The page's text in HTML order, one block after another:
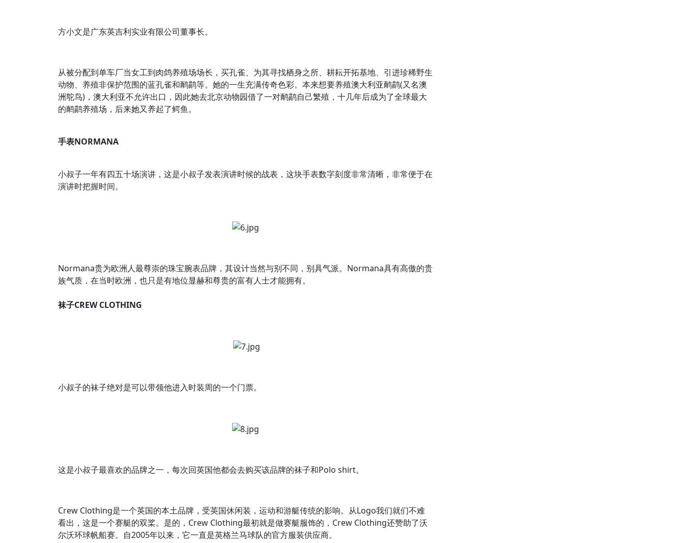
方小文是广东英吉利实业有限公司董事长。
从被分配到单车厂当女工到肉鸽养殖场场长，买孔雀、为其寻找栖身之所、耕耘开拓基地、引进珍稀野生
动物、养殖非保护范围的蓝孔雀和鸸鹋等。她的一生充满传奇色彩。本来想要养殖澳大利亚鸸鹋(又名澳
洲鸵鸟)，澳大利亚不允许出口，因此她去北京动物园借了一对鸸鹋自己繁殖，十几年后成为了全球最大
的鸸鹋养殖场，后来她又养起了鳄鱼。
手表NORMANA
小叔子一年有四五十场演讲，这是小叔子发表演讲时候的战表，这块手表数字刻度非常清晰，非常便于在
演讲时把握时间。
Normana贵为欧洲人最尊崇的珠宝腕表品牌，其设计当然与别不同，别具气派。Normana具有高傲的贵
族气质，在当时欧洲，也只是有地位显赫和尊贵的富有人士才能拥有。
袜子CREW CLOTHING
小叔子的袜子绝对是可以带领他进入时装周的一个门票。
这是小叔子最喜欢的品牌之一，每次回英国他都会去购买该品牌的袜子和Polo shirt。
Crew Clothing是一个英国的本土品牌，受英国休闲装，运动和游艇传统的影响。从Logo我们就们不难
看出，这是一个赛艇的双桨。是的，Crew Clothing最初就是做赛艇服饰的，Crew Clothing还赞助了沃
尔沃环球帆船赛。自2005年以来，它一直是英格兰马球队的官方服装供应商。